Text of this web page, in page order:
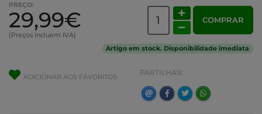
PREÇO:
29,99€
(Preços incluem IVA)
COMPRAR
Artigo em stock. Disponibilidade imediata
ADICIONAR AOS FAVORITOS PARTILHAR: